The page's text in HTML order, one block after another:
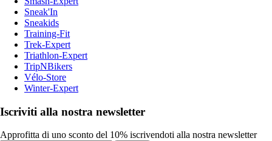
Sneak'In
Sneakids
Training-Fit
Trek-Expert
Triathlon-Expert
TripNBikers
Vélo-Store
Winter-Expert
Iscriviti alla nostra newsletter
Approfitta di uno sconto del 10% iscrivendoti alla nostra newsletter